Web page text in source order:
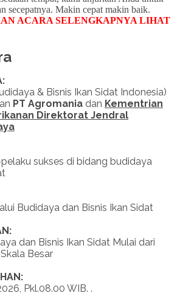
secepatnya. Makin cepat makin baik.
ACARA SELENGKAPNYA LIHAT
& Bisnis Ikan Sidat Indonesia)
PT Agromania dan Kementrian
Direktorat Jendral
sukses di bidang budidaya
Budidaya dan Bisnis Ikan Sidat
dan Bisnis Ikan Sidat Mulai dari
Besar
Pkl.08.00 WIB. .